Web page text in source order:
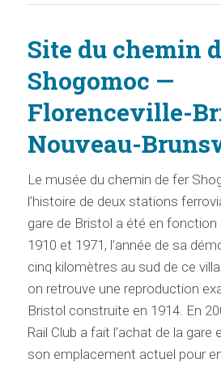
Site du chemin
Shogomoc —
Florenceville-
Nouveau-
Le musée du chemin de fer
l’histoire de deux stations
gare de Bristol a été en fonction
1910 et 1971, l’année de sa
cinq kilomètres au sud de ce
on retrouve une reproduction
Bristol construite en 1914. En
Rail Club a fait l’achat de la gare
son emplacement actuel pour